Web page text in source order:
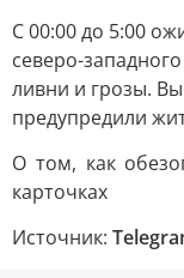
С 00:00 до 5:00
северо-
ливни и грозы.
предупредили
О том, как
карточках
Источник: